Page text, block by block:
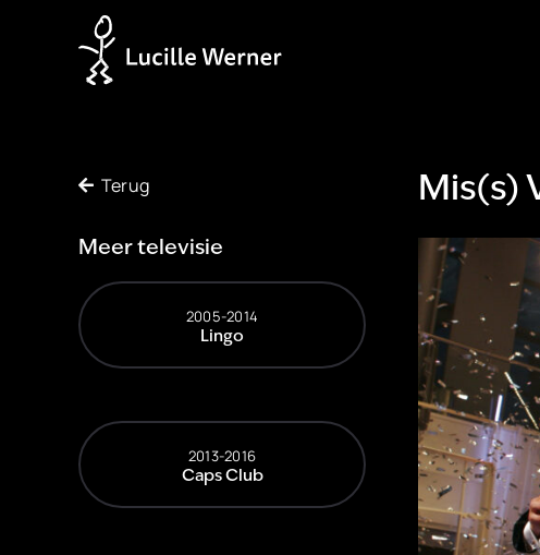
Terug
Meer televisie
2005-2014
Lingo
2013-2016
Caps Club
Mis(s)